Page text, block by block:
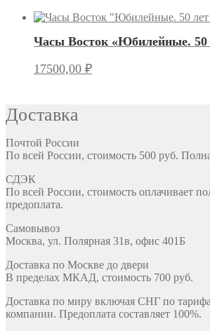
Часы Восток «Юбилейные. 50
17500,00 ₽
Доставка
Почтой России
По всей России, стоимость 500 руб.
СДЭК
По всей России, стоимость оплачивает
предоплата.
Самовывоз
Москва, ул. Полярная 31в, офис 401Б
Доставка по Москве до двери
В пределах МКАД, стоимость 700 руб.
Доставка по миру включая СНГ по
компании. Предоплата составляет 100%.